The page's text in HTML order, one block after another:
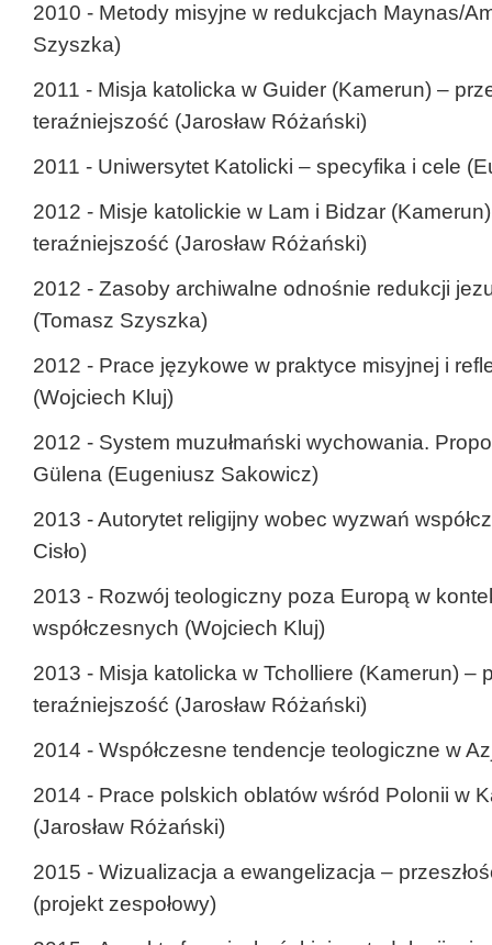
2010 - Metody misyjne w redukcjach Maynas/
Szyszka)
2011 - Misja katolicka w Guider (Kamerun) –
teraźniejszość (Jarosław Różański)
2011 - Uniwersytet Katolicki – specyfika i cele
2012 - Misje katolickie w Lam i Bidzar
teraźniejszość (Jarosław Różański)
2012 - Zasoby archiwalne odnośnie redukcji
(Tomasz Szyszka)
2012 - Prace językowe w praktyce misyjnej i
(Wojciech Kluj)
2012 - System muzułmański wychowania.
Gülena (Eugeniusz Sakowicz)
2013 - Autorytet religijny wobec wyzwań
Cisło)
2013 - Rozwój teologiczny poza Europą w
współczesnych (Wojciech Kluj)
2013 - Misja katolicka w Tcholliere (Kamerun) –
teraźniejszość (Jarosław Różański)
2014 - Współczesne tendencje teologiczne w
2014 - Prace polskich oblatów wśród Polonii w
(Jarosław Różański)
2015 - Wizualizacja a ewangelizacja –
(projekt zespołowy)